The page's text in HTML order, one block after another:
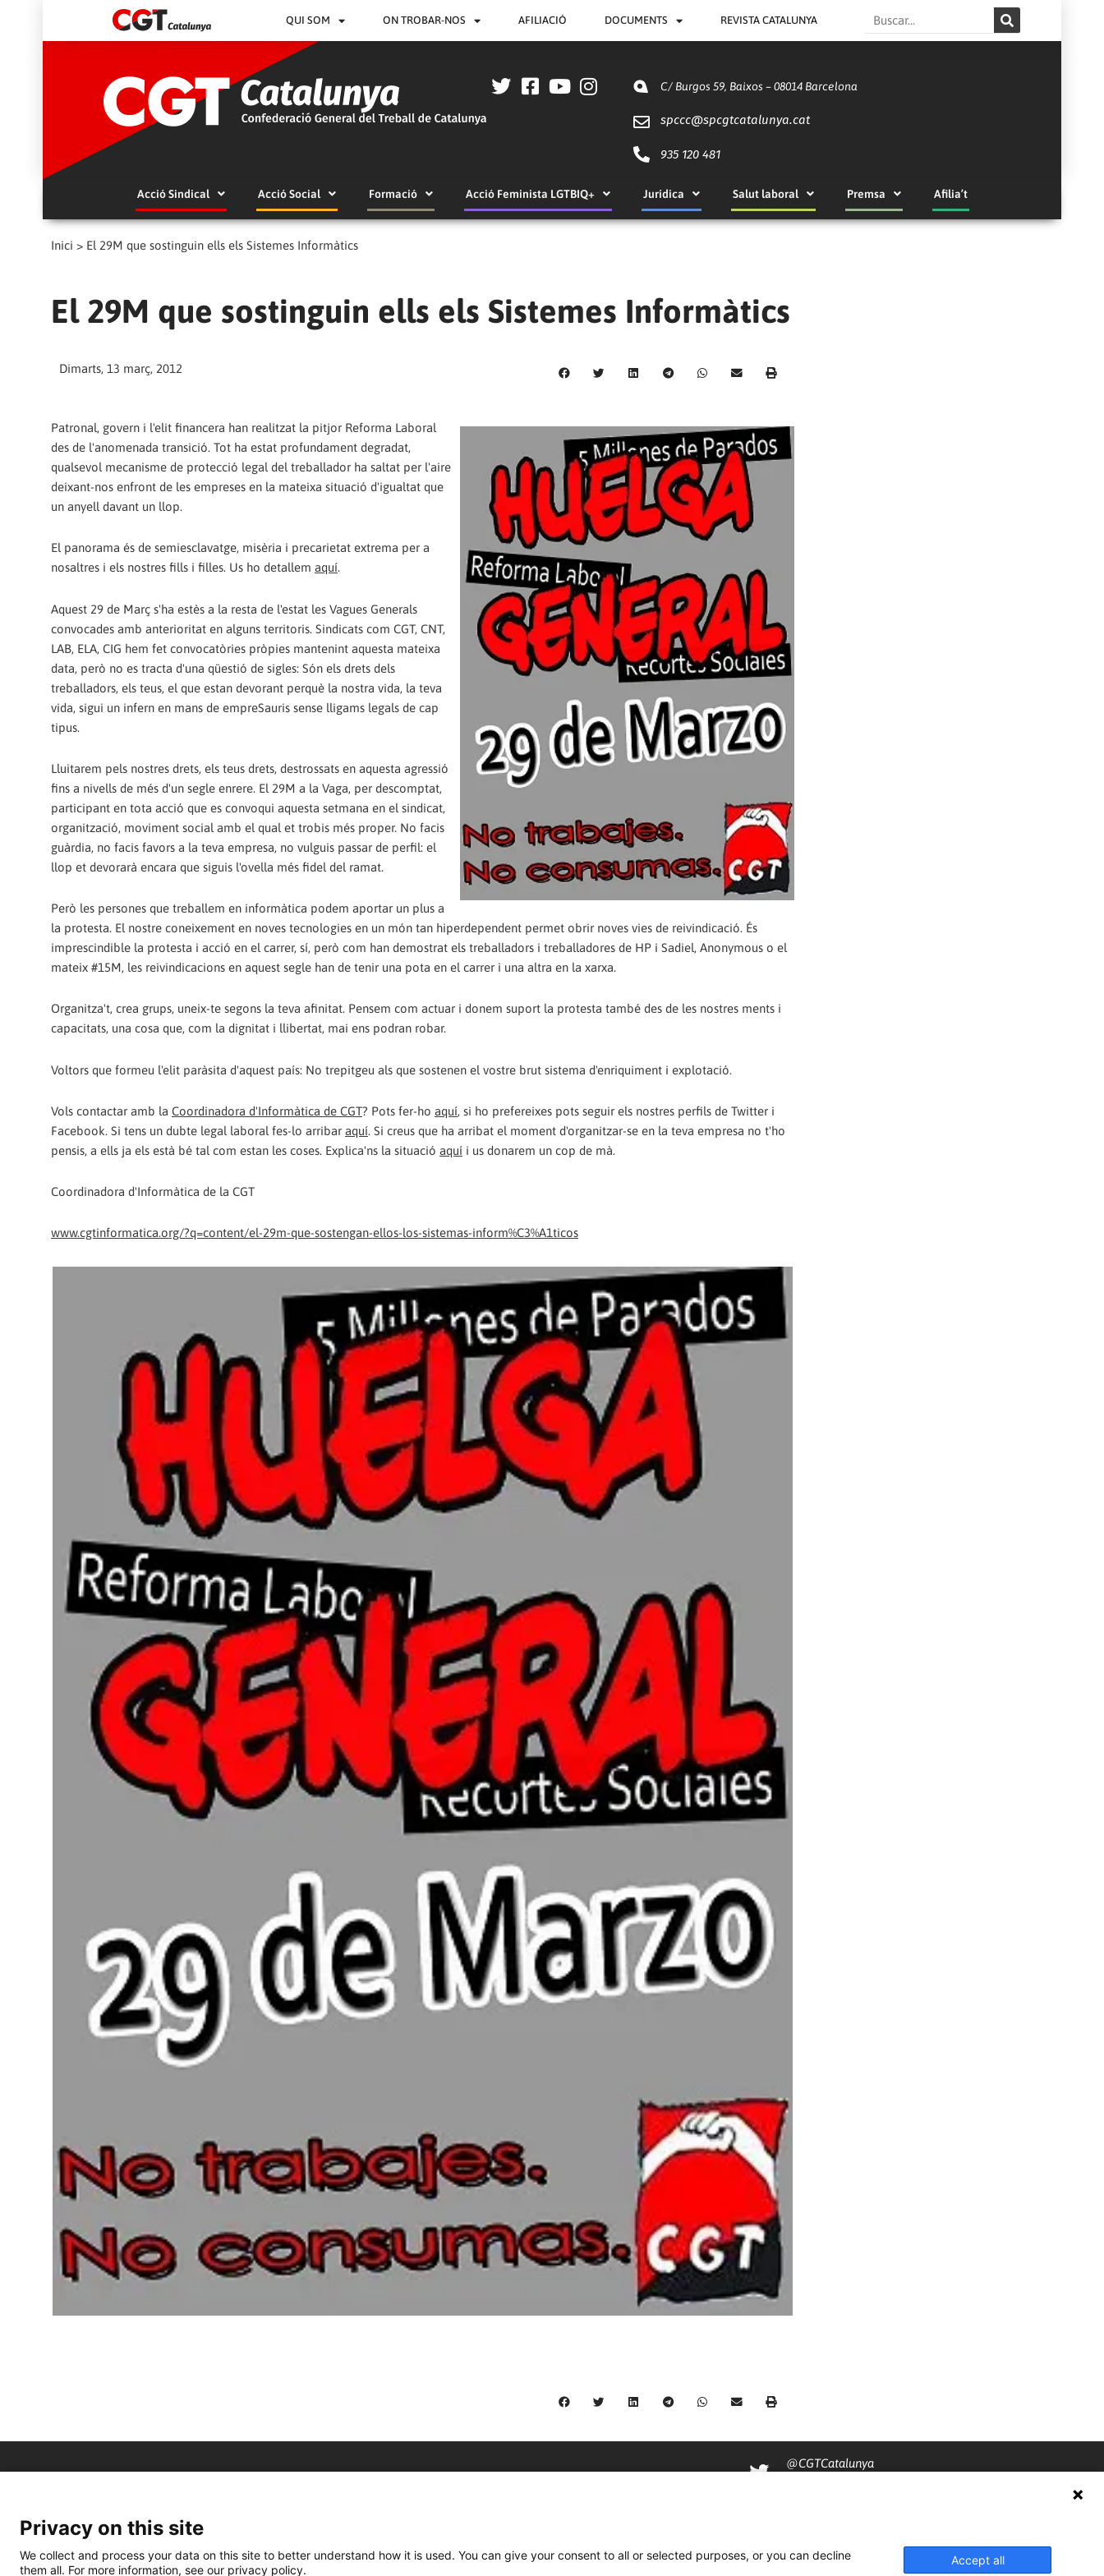
QUI SOM ON TROBAR-NOS AFILIACIÓ DOCUMENTS REVISTA CATALUNYA Search
C/ Burgos 59, Baixos – 08014 Barcelona
spccc@spcgtcatalunya.cat
935 120 481
Acció Sindical Acció Social Formació Acció Feminista LGTBIQ+ Jurídica Salut laboral Premsa Afilia’t
Inici > El 29M que sostinguin ells els Sistemes Informàtics
El 29M que sostinguin ells els Sistemes Informàtics
Dimarts, 13 març, 2012
Patronal, govern i l'elit financera han realitzat la pitjor Reforma Laboral
des de l'anomenada transició. Tot ha estat profundament degradat,
qualsevol mecanisme de protecció legal del treballador ha saltat per l'aire
deixant-nos enfront de les empreses en la mateixa situació d'igualtat que
un anyell davant un llop.
El panorama és de semiesclavatge, misèria i precarietat extrema per a
nosaltres i els nostres fills i filles. Us ho detallem aquí.
Aquest 29 de Març s'ha estès a la resta de l'estat les Vagues Generals
convocades amb anterioritat en alguns territoris. Sindicats com CGT, CNT,
LAB, ELA, CIG hem fet convocatòries pròpies mantenint aquesta mateixa
data, però no es tracta d'una qüestió de sigles: Són els drets dels
treballadors, els teus, el que estan devorant perquè la nostra vida, la teva
vida, sigui un infern en mans de empreSauris sense lligams legals de cap
tipus.
Lluitarem pels nostres drets, els teus drets, destrossats en aquesta agressió
fins a nivells de més d'un segle enrere. El 29M a la Vaga, per descomptat,
participant en tota acció que es convoqui aquesta setmana en el sindicat,
organització, moviment social amb el qual et trobis més proper. No facis
guàrdia, no facis favors a la teva empresa, no vulguis passar de perfil: el
llop et devorarà encara que siguis l'ovella més fidel del ramat.
Però les persones que treballem en informàtica podem aportar un plus a
la protesta. El nostre coneixement en noves tecnologies en un món tan hiperdependent permet obrir noves vies de reivindicació. És
imprescindible la protesta i acció en el carrer, sí, però com han demostrat els treballadors i treballadores de HP i Sadiel, Anonymous o el
mateix #15M, les reivindicacions en aquest segle han de tenir una pota en el carrer i una altra en la xarxa.
Organitza't, crea grups, uneix-te segons la teva afinitat. Pensem com actuar i donem suport la protesta també des de les nostres ments i
capacitats, una cosa que, com la dignitat i llibertat, mai ens podran robar.
Voltors que formeu l'elit paràsita d'aquest país: No trepitgeu als que sostenen el vostre brut sistema d'enriquiment i explotació.
Vols contactar amb la Coordinadora d'Informàtica de CGT? Pots fer-ho aquí, si ho prefereixes pots seguir els nostres perfils de Twitter i
Facebook. Si tens un dubte legal laboral fes-lo arribar aquí. Si creus que ha arribat el moment d'organitzar-se en la teva empresa no t'ho
pensis, a ells ja els està bé tal com estan les coses. Explica'ns la situació aquí i us donarem un cop de mà.
Coordinadora d'Informàtica de la CGT
www.cgtinformatica.org/?q=content/el-29m-que-sostengan-ellos-los-sistemas-inform%C3%A1ticos
@CGTCatalunya
cgtcatalunya
Privacy on this site
We collect and process your data on this site to better understand how it is used. You can give your consent to all or selected purposes, or you can decline
them all. For more information, see our privacy policy.
Accept all